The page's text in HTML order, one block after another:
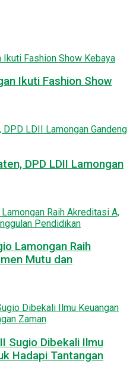
Ikuti Fashion Show
DPD LDII Lamongan
Lamongan Raih
Mutu dan
Sugio Dibekali Ilmu
Hadapi Tantangan